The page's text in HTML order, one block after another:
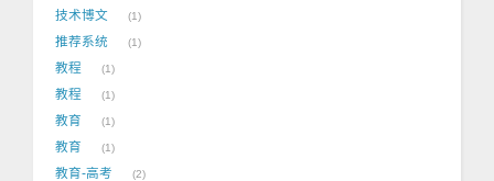
技术博文 1
推荐系统 1
教程 1
教程 1
教育 1
教育 1
教育-高考 2